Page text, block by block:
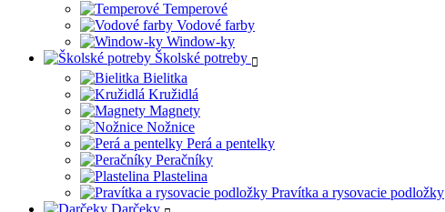
Temperové
Vodové farby
Window-ky
Školské potreby
Bielitka
Kružidlá
Magnety
Nožnice
Perá a pentelky
Peračníky
Plastelina
Pravítka a rysovacie podložky
Darčeky